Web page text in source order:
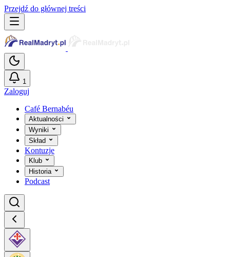
Przejdź do głównej treści
1
Zaloguj
Café Bernabéu
Aktualności
Wyniki
Skład
Kontuzje
Klub
Historia
Podcast